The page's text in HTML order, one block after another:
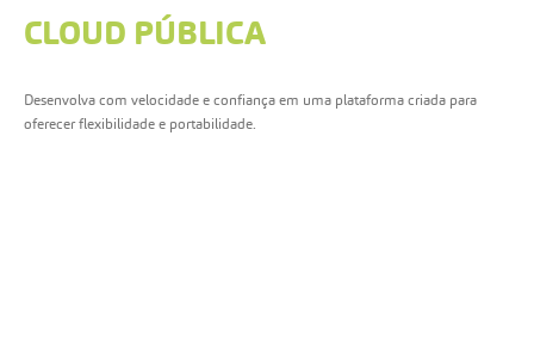
CLOUD PÚBLICA
Desenvolva com velocidade e confiança em uma plataforma criada para
oferecer flexibilidade e portabilidade.